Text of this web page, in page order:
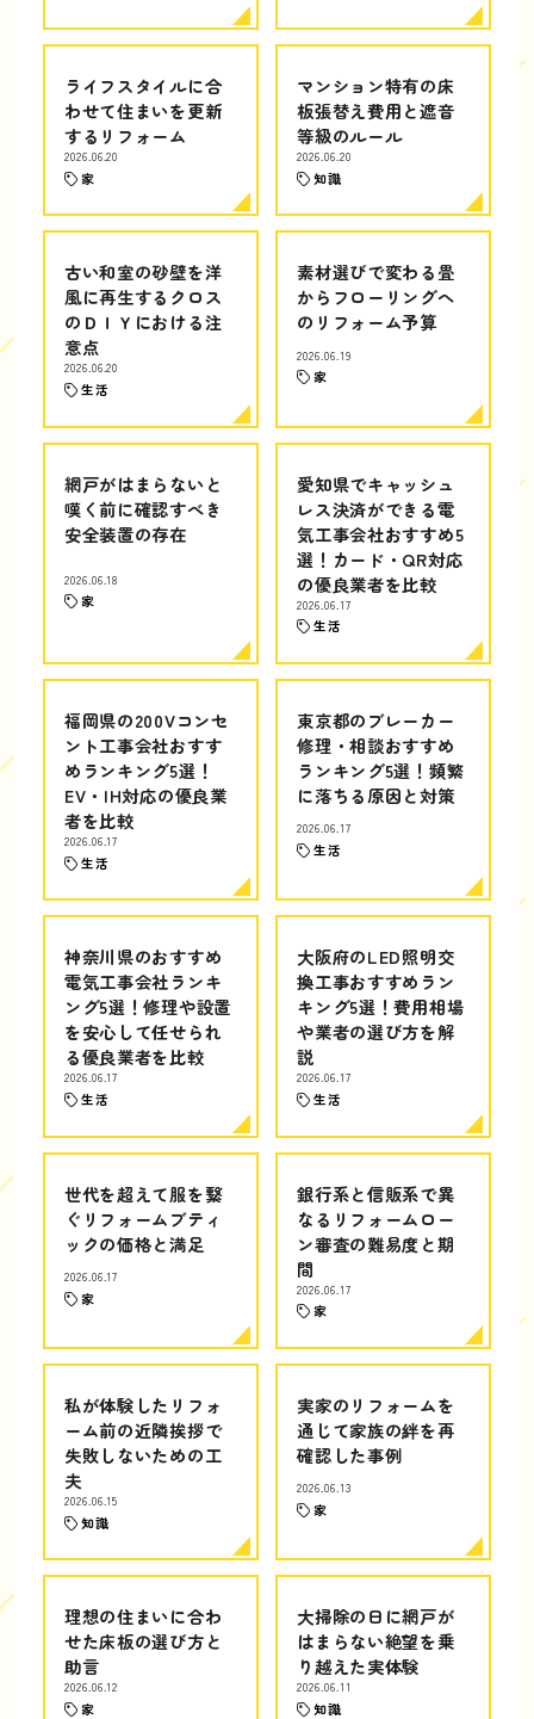
ライフスタイルに合
わせて住まいを更新
するリフォーム
2026.06.20
家
マンション特有の床
板張替え費用と遮音
等級のルール
2026.06.20
知識
古い和室の砂壁を洋
風に再生するクロス
のＤＩＹにおける注
意点
2026.06.20
生活
素材選びで変わる畳
からフローリングへ
のリフォーム予算
2026.06.19
家
網戸がはまらないと
嘆く前に確認すべき
安全装置の存在
2026.06.18
家
愛知県でキャッシュ
レス決済ができる電
気工事会社おすすめ5
選！カード・QR対応
の優良業者を比較
2026.06.17
生活
福岡県の200Vコンセ
ント工事会社おすす
めランキング5選！
EV・IH対応の優良業
者を比較
2026.06.17
生活
東京都のブレーカー
修理・相談おすすめ
ランキング5選！頻繁
に落ちる原因と対策
2026.06.17
生活
神奈川県のおすすめ
電気工事会社ランキ
ング5選！修理や設置
を安心して任せられ
る優良業者を比較
2026.06.17
生活
大阪府のLED照明交
換工事おすすめラン
キング5選！費用相場
や業者の選び方を解
説
2026.06.17
生活
世代を超えて服を繋
ぐリフォームブティ
ックの価格と満足
2026.06.17
家
銀行系と信販系で異
なるリフォームロー
ン審査の難易度と期
間
2026.06.17
家
私が体験したリフォ
ーム前の近隣挨拶で
失敗しないための工
夫
2026.06.15
知識
実家のリフォームを
通じて家族の絆を再
確認した事例
2026.06.13
家
理想の住まいに合わ
せた床板の選び方と
助言
2026.06.12
家
大掃除の日に網戸が
はまらない絶望を乗
り越えた実体験
2026.06.11
知識